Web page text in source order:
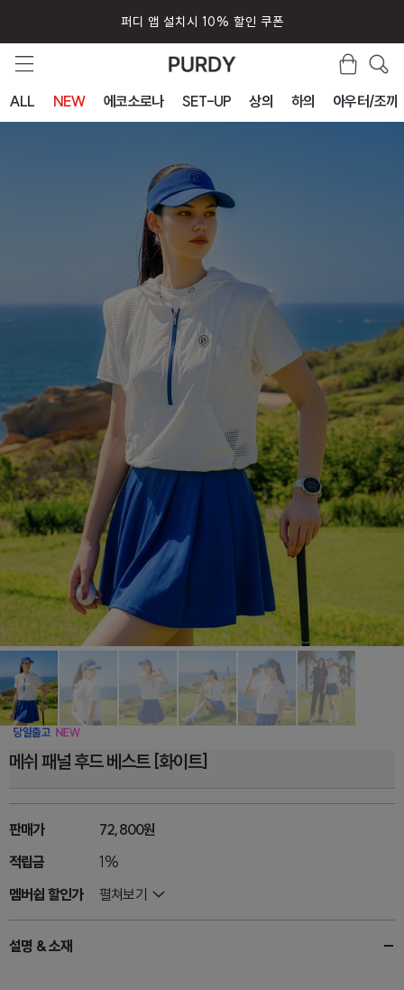
퍼디 앱 설치시 10% 할인 쿠폰
ALL NEW 에코소로나 SET-UP 상의 하의 아우터/조끼
메쉬 패널 후드 베스트 [화이트]
판매가
72,800원
적립금
1%
멤버쉽 할인가
펼쳐보기
설명 & 소재